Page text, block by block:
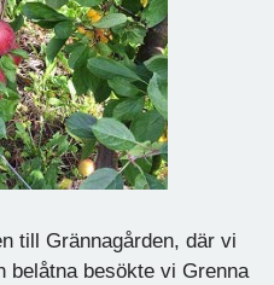
till Grännagården, där vi
belåtna besökte vi Grenna